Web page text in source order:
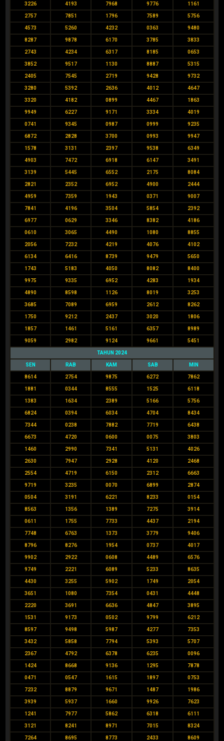
3226 4193 7968 9776 1161
2757 7851 1796 7589 5756
4573 5260 4232 0363 9480
8287 9878 6170 3785 3833
2743 4234 6317 8185 0653
3852 9517 1130 8887 5315
2405 7545 2719 9428 9732
3280 5392 2636 4012 4647
3320 4182 0899 4467 1863
9949 6227 9171 3334 4019
0741 9345 0987 0999 9235
6872 2828 3700 0993 9947
1578 3131 2397 9538 6349
4903 7472 6918 6147 3491
3139 5445 6552 2175 8084
2821 2352 6952 4900 2444
4959 7359 1943 0371 9007
7841 4196 3504 5854 2392
6977 0629 3346 8382 4186
0610 3065 4490 1080 8855
2056 7232 4219 4076 4102
6134 6416 8739 9479 5650
1743 5183 4050 8082 8400
9975 9335 6952 4283 1934
4890 8598 1126 8019 3253
3685 7089 6959 2612 8262
1750 9212 2437 3020 1806
1857 1461 5161 6357 8989
9059 2982 9124 9661 5451
TAHUN 2024
SEN RAB KAM SAB MIN
8614 2754 9875 6272 7862
1881 0344 8555 1525 6118
1383 1634 2389 5166 5756
6824 0394 6034 4704 8434
7344 0238 7882 7719 6438
6673 4720 0600 0075 3803
1460 2990 7341 5131 4026
2630 7947 2928 4120 2468
2554 4719 6150 2312 6663
9719 3235 0070 6899 2874
0504 3191 6221 8233 0154
8563 1356 1389 7275 3914
0611 1755 7733 4437 2194
7748 6763 1373 3779 9406
8796 8276 1954 0737 4017
9902 2922 0608 4489 6576
9749 2221 6089 5233 8635
4430 3255 5902 1749 2054
3651 1080 7354 0431 4448
2220 3691 6636 4847 3895
1531 9173 0502 9799 6212
8597 9498 5987 4277 7353
3432 5858 7794 5393 5707
2367 4792 6378 6235 0096
1424 8668 9136 1295 7878
0471 0547 1615 1897 0753
7232 8879 9671 1487 1986
3939 5937 1660 9926 7623
1241 7977 5862 6318 6111
3121 8241 8971 7015 8324
7264 8695 8773 2433 8609